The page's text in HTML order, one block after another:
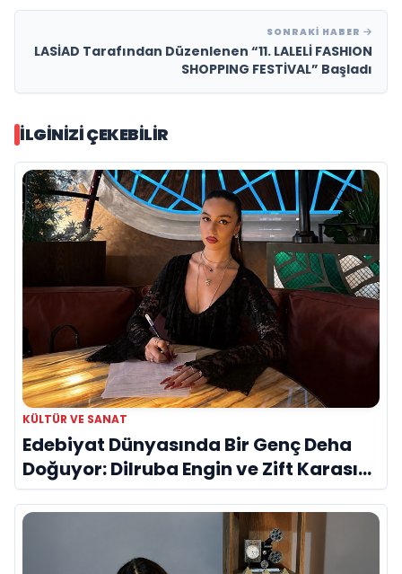
SONRAKI HABER
LASİAD Tarafından Düzenlenen “11. LALELİ FASHION
SHOPPING FESTİVAL” Başladı
İLGINIZI ÇEKEBILIR
KÜLTÜR VE SANAT
Edebiyat Dünyasında Bir Genç Deha
Doğuyor: Dilruba Engin ve Zift Karası
Evreni ‘AVENOİR’